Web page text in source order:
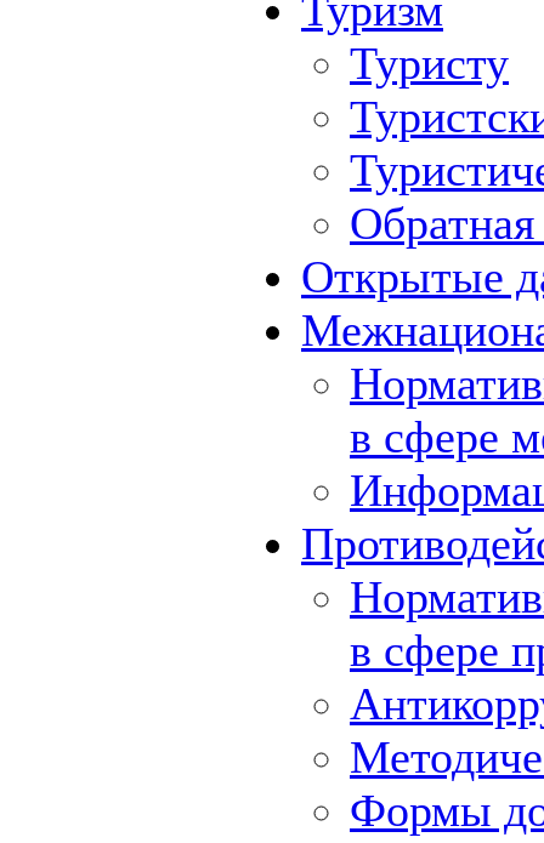
Туристу
Обратная
Открытые
в сфере
в сфере
Формы